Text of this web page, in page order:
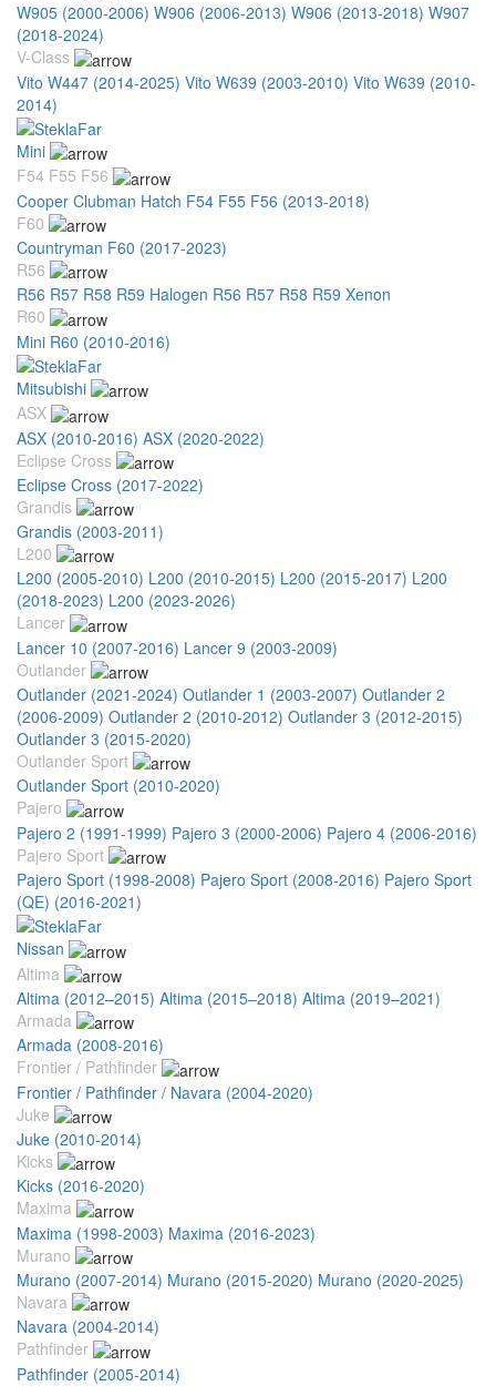
W905 (2000-2006) W906 (2006-2013) W906 (2013-2018) W907
(2018-2024)
V-Class
Vito W447 (2014-2025) Vito W639 (2003-2010) Vito W639 (2010-
2014)
Mini
F54 F55 F56
Cooper Clubman Hatch F54 F55 F56 (2013-2018)
F60
Countryman F60 (2017-2023)
R56
R56 R57 R58 R59 Halogen R56 R57 R58 R59 Xenon
R60
Mini R60 (2010-2016)
Mitsubishi
ASX
ASX (2010-2016) ASX (2020-2022)
Eclipse Cross
Eclipse Cross (2017-2022)
Grandis
Grandis (2003-2011)
L200
L200 (2005-2010) L200 (2010-2015) L200 (2015-2017) L200
(2018-2023) L200 (2023-2026)
Lancer
Lancer 10 (2007-2016) Lancer 9 (2003-2009)
Outlander
Outlander (2021-2024) Outlander 1 (2003-2007) Outlander 2
(2006-2009) Outlander 2 (2010-2012) Outlander 3 (2012-2015)
Outlander 3 (2015-2020)
Outlander Sport
Outlander Sport (2010-2020)
Pajero
Pajero 2 (1991-1999) Pajero 3 (2000-2006) Pajero 4 (2006-2016)
Pajero Sport
Pajero Sport (1998-2008) Pajero Sport (2008-2016) Pajero Sport
(QE) (2016-2021)
Nissan
Altima
Altima (2012–2015) Altima (2015–2018) Altima (2019–2021)
Armada
Armada (2008-2016)
Frontier / Pathfinder
Frontier / Pathfinder / Navara (2004-2020)
Juke
Juke (2010-2014)
Kicks
Kicks (2016-2020)
Maxima
Maxima (1998-2003) Maxima (2016-2023)
Murano
Murano (2007-2014) Murano (2015-2020) Murano (2020-2025)
Navara
Navara (2004-2014)
Pathfinder
Pathfinder (2005-2014)